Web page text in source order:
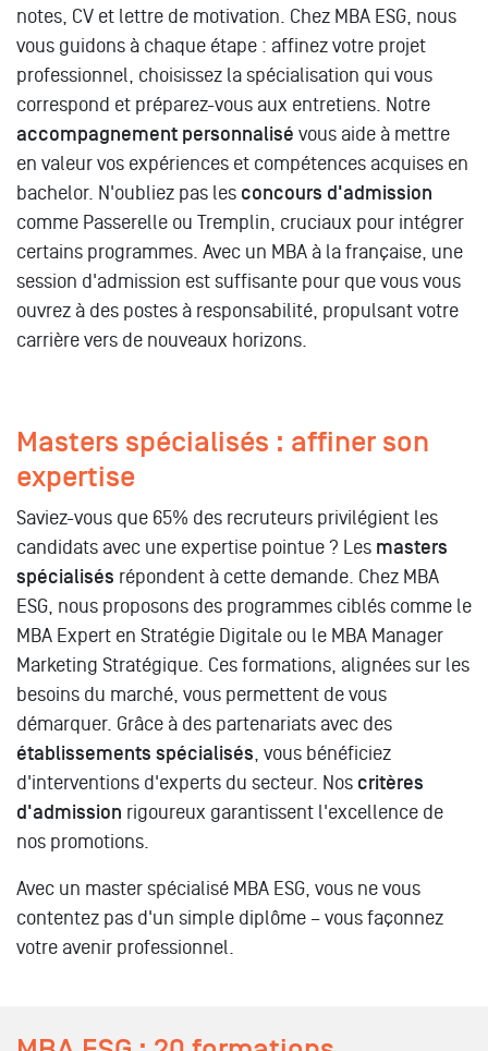
notes, CV et lettre de motivation. Chez MBA ESG, nous
vous guidons à chaque étape : affinez votre projet
professionnel, choisissez la spécialisation qui vous
correspond et préparez-vous aux entretiens. Notre
accompagnement personnalisé vous aide à mettre
en valeur vos expériences et compétences acquises en
bachelor. N'oubliez pas les concours d'admission
comme Passerelle ou Tremplin, cruciaux pour intégrer
certains programmes. Avec un MBA à la française, une
session d'admission est suffisante pour que vous vous
ouvrez à des postes à responsabilité, propulsant votre
carrière vers de nouveaux horizons.
Masters spécialisés : affiner son
expertise
Saviez-vous que 65% des recruteurs privilégient les
candidats avec une expertise pointue ? Les masters
spécialisés répondent à cette demande. Chez MBA
ESG, nous proposons des programmes ciblés comme le
MBA Expert en Stratégie Digitale ou le MBA Manager
Marketing Stratégique. Ces formations, alignées sur les
besoins du marché, vous permettent de vous
démarquer. Grâce à des partenariats avec des
établissements spécialisés, vous bénéficiez
d'interventions d'experts du secteur. Nos critères
d'admission rigoureux garantissent l'excellence de
nos promotions.
Avec un master spécialisé MBA ESG, vous ne vous
contentez pas d'un simple diplôme – vous façonnez
votre avenir professionnel.